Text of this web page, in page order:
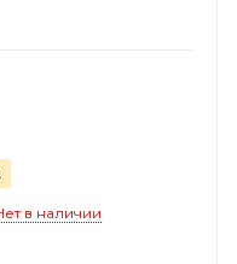
в наличии